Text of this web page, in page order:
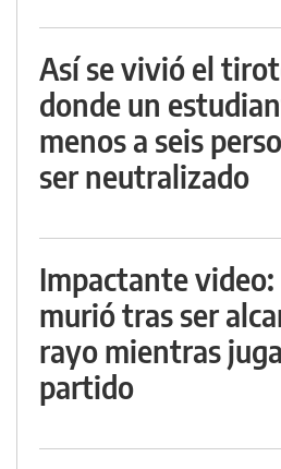
Así se vivió el
donde un
menos a seis
ser neutralizado
Impactante
murió tras ser
rayo mientras
partido